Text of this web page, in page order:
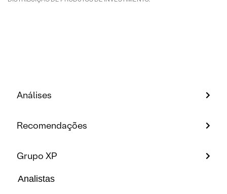
Análises
Recomendações
Grupo XP
Analistas